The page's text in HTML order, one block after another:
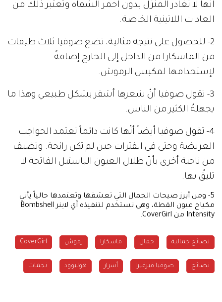
أنّها لا تغادر المنزل بدون أحمر الشفاه وتعتبر ذلك من
العادات اللاتينية الخاصة.
2- للحصول على نتيجة مثالية، تضع صوفيا ثلاث طبقات
من الماسكارا من الداخل إلى الخارج إضافةً
لإستخدامها لمكبس الرموش.
3- تقول صوفيا أنّ شعرها أشقر بشكل طبيعي وهذا ما
يجهلهُ الكثير من الناس.
4- تقول صوفيا أيضاً أنّها كانت دائماً تعتمد الحواجب
العريضة وحتى في الفترات حين لم تكن رائجة. وتضيف
من ناحية أخرى بأنّ ظلال العيون الباستيل الفاتحة لا
تليقُ بها.
5- ومن أبرز صيحات الجمال التي تعشقها وتعتمدها حالياً يأتي
مكياج عيون القطة، وهي تستخدم لتنفيذه آي لاينر Bombshell
Intensity من CoverGirl.
نصائح جمالية جمال ماسكارا رموش CoverGirl
نصائح صوفيا فيرغيرا أسرار هوليوود نجمات